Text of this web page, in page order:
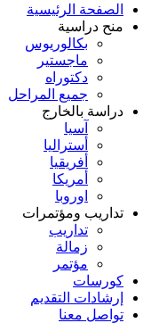
الصفحة الرئيسية
منح دراسية
بكالوريوس
ماجستير
دكتوراه
جميع المراحل
دراسة بالخارج
آسيا
أستراليا
أفريقيا
أمريكا
اوروبا
تداريب ومؤتمرات
تداريب
زمالة
مؤتمر
كورسات
إرشادات التقديم
تواصل معنا